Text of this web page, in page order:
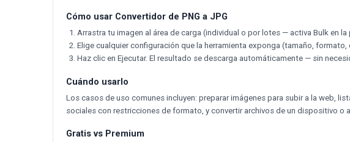
Cómo usar Convertidor de PNG a JPG
Arrastra tu imagen al área de carga (individual o por lotes — activa Bulk en la
Elige cualquier configuración que la herramienta exponga (tamaño, formato,
Haz clic en Ejecutar. El resultado se descarga automáticamente — sin
Cuándo usarlo
Los casos de uso comunes incluyen: preparar imágenes para subir a la web,
sociales con restricciones de formato, y convertir archivos de un dispositivo o
Gratis vs Premium